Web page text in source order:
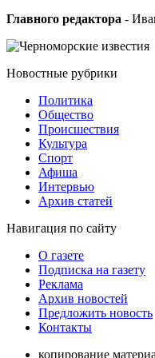
Главного редактора -
Новостные рубрики
Политика
Общество
Проиcшествия
Культура
Спорт
Афиша
Интервью
Архив статей
Навигация по сайту
О газете
Подписка на газету
Реклама
Архив новостей
Предложить новость
Контакты
копирование